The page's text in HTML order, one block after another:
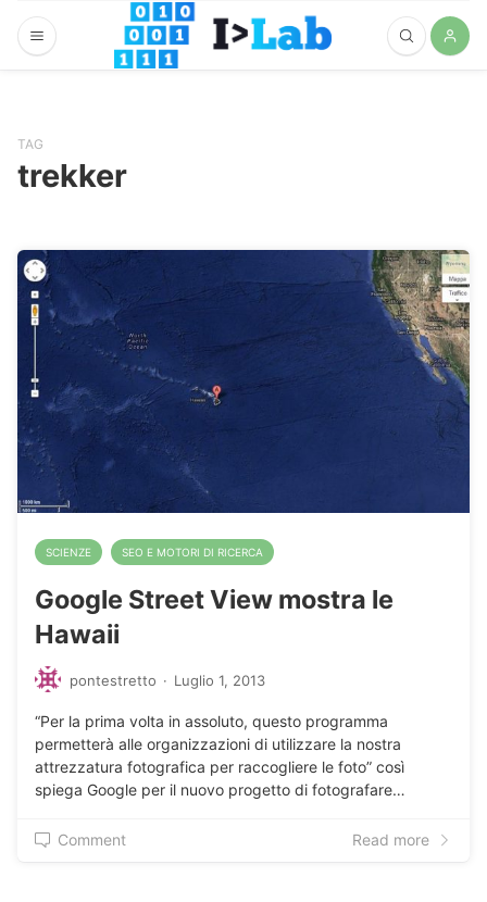
TAG
trekker
SCIENZE SEO E MOTORI DI RICERCA
Google Street View mostra le
Hawaii
pontestretto · Luglio 1, 2013
“Per la prima volta in assoluto, questo programma
permetterà alle organizzazioni di utilizzare la nostra
attrezzatura fotografica per raccogliere le foto” così
spiega Google per il nuovo progetto di fotografare…
Comment Read more